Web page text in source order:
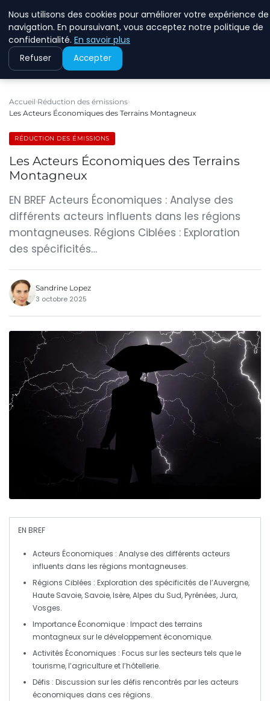
Accueil Réduction des émissions
Les Acteurs Économiques des Terrains Montagneux
RÉDUCTION DES ÉMISSIONS
Les Acteurs Économiques des Terrains
Montagneux
EN BREF Acteurs Économiques : Analyse des
différents acteurs influents dans les régions
montagneuses. Régions Ciblées : Exploration
des spécificités…
Sandrine Lopez
3 octobre 2025
EN BREF
Acteurs Économiques : Analyse des différents acteurs
influents dans les régions montagneuses.
Régions Ciblées : Exploration des spécificités de l’Auvergne,
Haute Savoie, Savoie,Isère,Alpes du Sud,Pyrénées, Jura,
Vosges.
Importance Économique : Impact des terrains
montagneux sur le développement économique.
Activités Économiques : Focus sur les secteurs tels que le
tourisme, l’agriculture et l’hôtellerie.
Défis : Discussion sur les défis rencontrés par les acteurs
économiques dans ces régions.
Nous utilisons des cookies pour améliorer votre expérience de
navigation. En poursuivant, vous acceptez notre politique de
confidentialité. En savoir plus
Refuser Accepter